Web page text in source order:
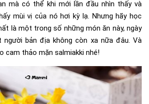
mà có thể khi mới lần đầu nhìn thấy và
mùi vị của nó hơi kỳ lạ. Nhưng hãy học
là một trong số những món ăn này, ngày
người bản địa không còn xa nữa đâu. Và
cam thảo mặn salmiakki nhé!